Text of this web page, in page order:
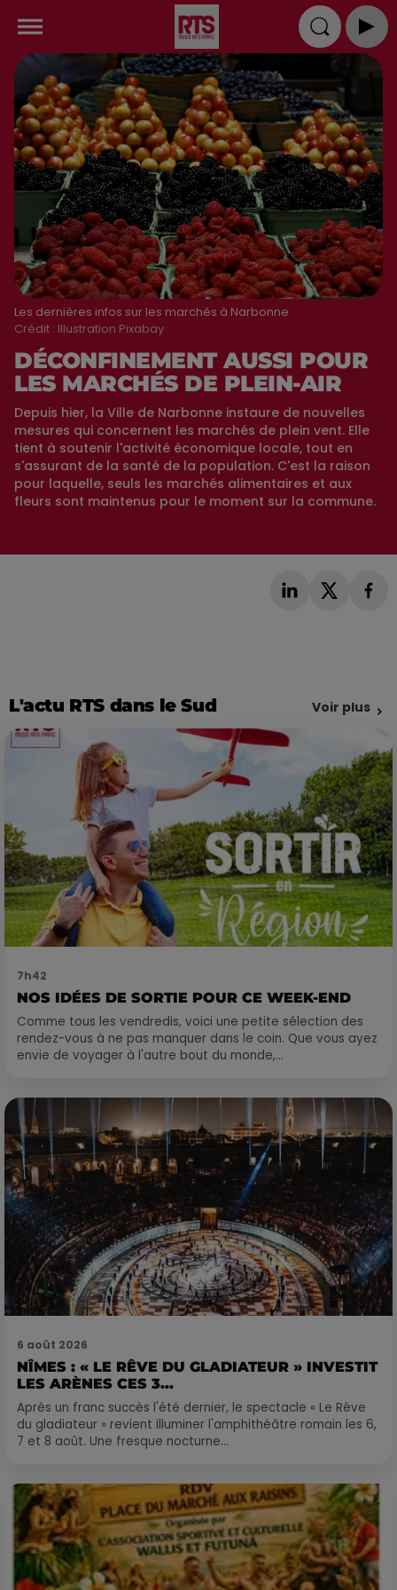
Les dernières infos sur les marchés à Narbonne
Crédit : Illustration Pixabay
DÉCONFINEMENT AUSSI POUR
LES MARCHÉS DE PLEIN-AIR
Depuis hier, la Ville de Narbonne instaure de nouvelles
mesures qui concernent les marchés de plein vent. Elle
tient à soutenir l'activité économique locale, tout en
s'assurant de la santé de la population. C'est la raison
pour laquelle, seuls les marchés alimentaires et aux
fleurs sont maintenus pour le moment sur la commune.
L'actu RTS dans le Sud Voir plus
7h42
NOS IDÉES DE SORTIE POUR CE WEEK-END
Comme tous les vendredis, voici une petite sélection des
rendez-vous à ne pas manquer dans le coin. Que vous ayez
envie de voyager à l'autre bout du monde,...
6 août 2026
NÎMES : « LE RÊVE DU GLADIATEUR » INVESTIT
LES ARÈNES CES 3...
Après un franc succès l'été dernier, le spectacle « Le Rêve
du gladiateur » revient illuminer l'amphithéâtre romain les 6,
7 et 8 août. Une fresque nocturne...